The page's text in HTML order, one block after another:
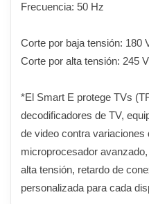
Frecuencia: 50 Hz
Corte por baja tensión: 180
Corte por alta tensión: 245
*El Smart E protege TVs
decodificadores de TV,
de video contra variaciones
microprocesador
alta tensión, retardo de
personalizada para cada